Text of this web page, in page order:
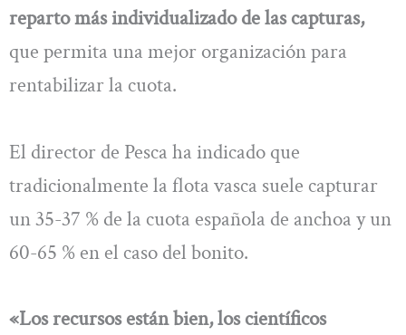
reparto más individualizado de las capturas,
que permita una mejor organización para
rentabilizar la cuota.
El director de Pesca ha indicado que
tradicionalmente la flota vasca suele capturar
un 35-37 % de la cuota española de anchoa y un
60-65 % en el caso del bonito.
«Los recursos están bien, los científicos